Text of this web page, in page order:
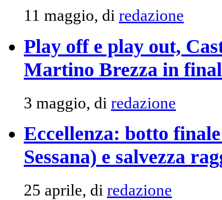
11 maggio, di redazione
Play off e play out,
Martino Brezza in
3 maggio, di redazione
Eccellenza: botto
Sessana) e salvezza
25 aprile, di redazione